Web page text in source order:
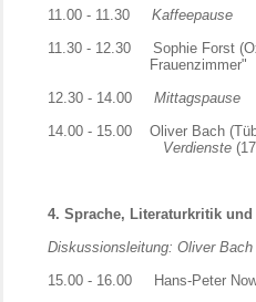
11.00 - 11.30 Kaffeepause
11.30 - 12.30 Sophie
Frauenzimmer"
12.30 - 14.00 Mittagspause
14.00 - 15.00 Oliver Bach
Verdienste
4. Sprache, Literaturkritik und
Diskussionsleitung: Oliver Bach
15.00 - 16.00 Hans-Peter